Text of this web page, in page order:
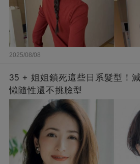
2025/08/08
35 + 姐姐鎖死這些日系髮型！
懶隨性還不挑臉型